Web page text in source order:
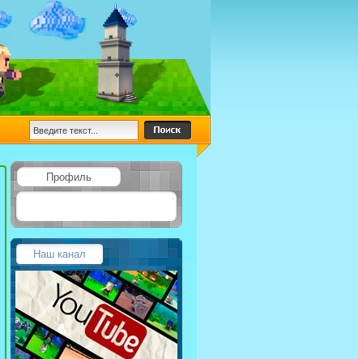
Профиль
Наш канал